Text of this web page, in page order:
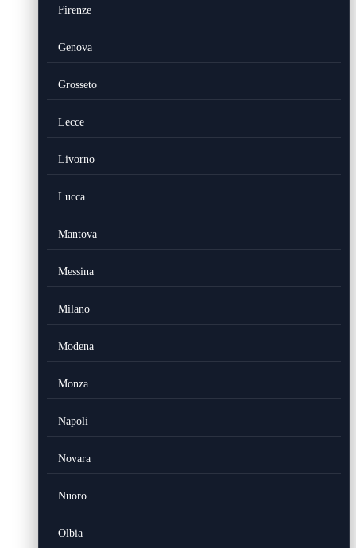
Firenze
Genova
Grosseto
Lecce
Livorno
Lucca
Mantova
Messina
Milano
Modena
Monza
Napoli
Novara
Nuoro
Olbia